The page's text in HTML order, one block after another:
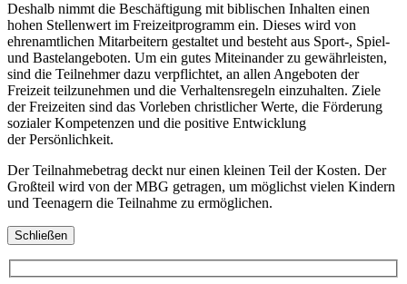
Deshalb nimmt die Beschäftigung mit biblischen Inhalten einen
hohen Stellenwert im Freizeitprogramm ein. Dieses wird von
ehrenamtlichen Mitarbeitern gestaltet und besteht aus Sport-, Spiel-
und Bastelangeboten. Um ein gutes Miteinander zu gewährleisten,
sind die Teilnehmer dazu verpflichtet, an allen Angeboten der
Freizeit teilzunehmen und die Verhaltensregeln einzuhalten. Ziele
der Freizeiten sind das Vorleben christlicher Werte, die Förderung
sozialer Kompetenzen und die positive Entwicklung
der Persönlichkeit.
Der Teilnahmebetrag deckt nur einen kleinen Teil der Kosten. Der
Großteil wird von der MBG getragen, um möglichst vielen Kindern
und Teenagern die Teilnahme zu ermöglichen.
Schließen